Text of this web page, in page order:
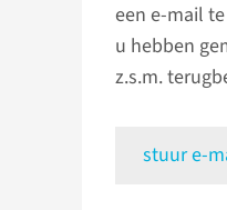
een e-mail
u hebben
z.s.m.
stuur e-